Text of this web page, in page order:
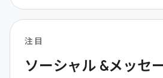
注目
ソーシャル &メッセ